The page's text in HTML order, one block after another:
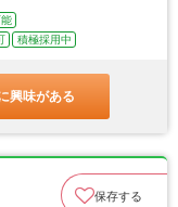
積極採用中
興味がある
保存する